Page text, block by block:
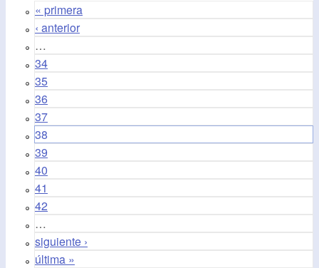
« primera
‹ anterior
…
34
35
36
37
38
39
40
41
42
…
siguiente ›
última »